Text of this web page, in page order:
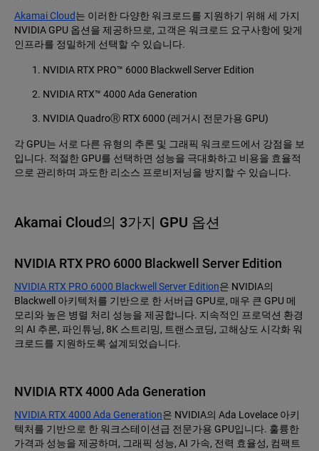
Akamai Cloud는 이러한 다양한 워크로드를 지원하기 위해 세 가지
NVIDIA GPU 옵션을 제공하므로, 고객은 워크로드 요구사항에 맞게
인프라를 정밀하게 선택할 수 있습니다.
NVIDIA RTX PRO™ 6000 Blackwell Server Edition
NVIDIA RTX™ 4000 Ada Generation
NVIDIA QuadroⓇ RTX 6000 (레거시 전문가용 GPU)
각 GPU는 서로 다른 유형의 추론 및 그래픽 워크로드에서 강점을 보
입니다. 적절한 GPU를 선택하면 성능을 극대화하고 비용을 효율적
으로 관리하며 과도한 리소스 프로비저닝을 방지할 수 있습니다.
Akamai Cloud의 3가지 GPU 옵션
NVIDIA RTX PRO 6000 Blackwell Server Edition
NVIDIA RTX PRO 6000 Blackwell Server Edition은 NVIDIA의
Blackwell 아키텍처를 기반으로 한 서버급 GPU로, 매우 큰 GPU 메
모리와 높은 병렬 처리 성능을 제공합니다. 지속적인 프로덕션 환경
의 AI 추론, 파인튜닝, 8K 스트리밍, 트랜스코딩, 고해상도 시각화 워
크로드를 지원하도록 설계되었습니다.
NVIDIA RTX 4000 Ada Generation
NVIDIA RTX 4000 Ada Generation은 NVIDIA의 Ada Lovelace 아키
텍처를 기반으로 한 워크스테이션급 전문가용 GPU입니다. 훌륭한
가격과 성능을 제공하며, 그래픽 성능, AI 가속, 전력 효율성, 컴팩트